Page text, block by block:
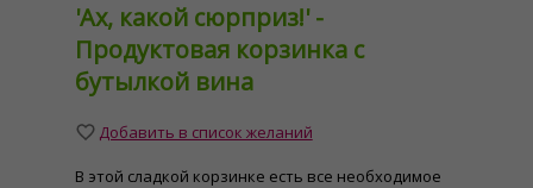
'Ах, какой сюрприз!' -
Продуктовая корзинка с
бутылкой вина
Добавить в список желаний
В этой сладкой корзинке есть все необходимое